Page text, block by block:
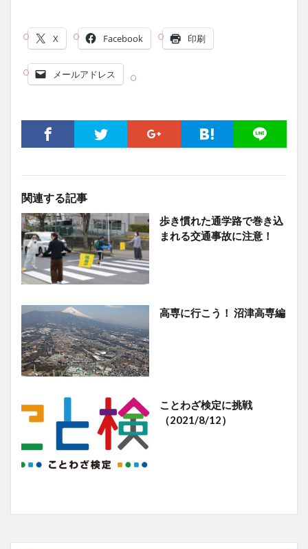
X Facebook 印刷
メールアドレス
関連する記事
歩き慣れた通学路で巻き込
まれる交通事故に注意！
高専に行こう！ 沼津高専編
ことわざ検定に挑戦
（2021/8/12）